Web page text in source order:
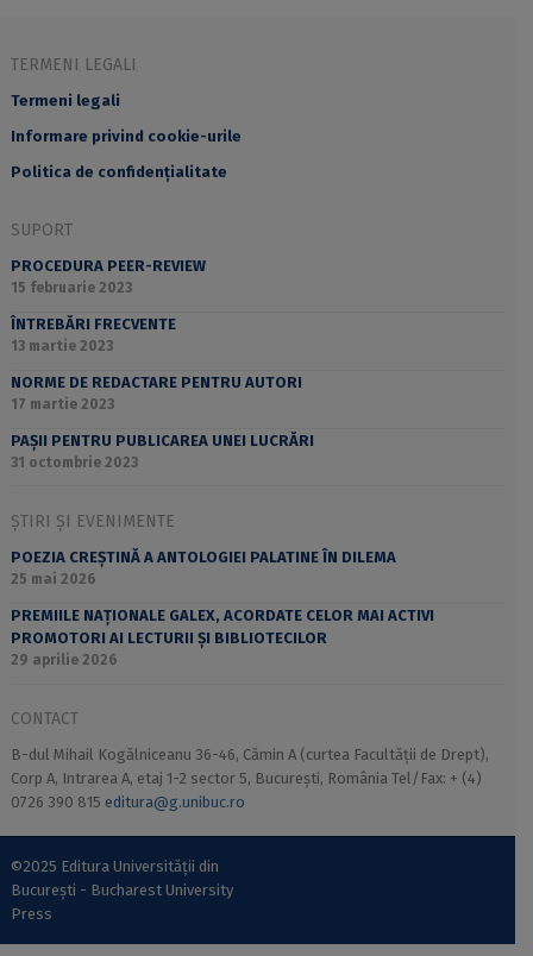
TERMENI LEGALI
Termeni legali
Informare privind cookie-urile
Politica de confidențialitate
SUPORT
PROCEDURA PEER-REVIEW
15 februarie 2023
ÎNTREBĂRI FRECVENTE
13 martie 2023
NORME DE REDACTARE PENTRU AUTORI
17 martie 2023
PAȘII PENTRU PUBLICAREA UNEI LUCRĂRI
31 octombrie 2023
ȘTIRI ȘI EVENIMENTE
POEZIA CREȘTINĂ A ANTOLOGIEI PALATINE ÎN DILEMA
25 mai 2026
PREMIILE NAȚIONALE GALEX, ACORDATE CELOR MAI ACTIVI
PROMOTORI AI LECTURII ȘI BIBLIOTECILOR
29 aprilie 2026
CONTACT
B-dul Mihail Kogălniceanu 36-46, Cămin A (curtea Facultății de Drept),
Corp A, Intrarea A, etaj 1-2 sector 5, București, România Tel/Fax: + (4)
0726 390 815 editura@g.unibuc.ro
©2025 Editura Universității din
București - Bucharest University
Press